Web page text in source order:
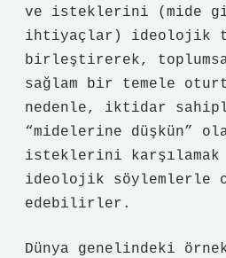
ve isteklerini (mide
ihtiyaçlar) ideolojik
birleştirerek,
sağlam bir temele
nedenle, iktidar
“midelerine düşkün”
isteklerini
ideolojik söylemlerle
edebilirler.
Dünya genelindeki